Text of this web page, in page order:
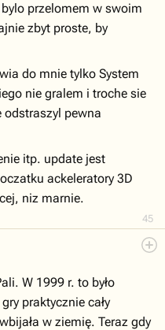
45
przelomem w swoim
zbyt proste, by
do mnie tylko System
nie gralem i troche sie
odstraszyl pewna
itp. update jest
ackeleratory 3D
niz marnie.
W 1999 r. to było
praktycznie cały
w ziemię. Teraz gdy